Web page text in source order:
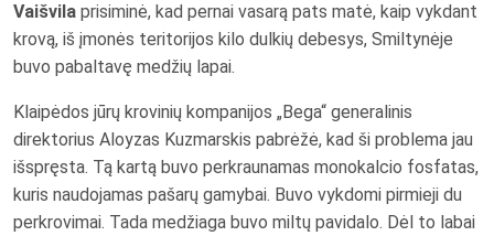
Vaišvila prisiminė, kad pernai vasarą pats matė, kaip vykdant
krovą, iš įmonės teritorijos kilo dulkių debesys, Smiltynėje
buvo pabaltavę medžių lapai.
Klaipėdos jūrų krovinių kompanijos „Bega“ generalinis
direktorius Aloyzas Kuzmarskis pabrėžė, kad ši problema jau
išspręsta. Tą kartą buvo perkraunamas monokalcio fosfatas,
kuris naudojamas pašarų gamybai. Buvo vykdomi pirmieji du
perkrovimai. Tada medžiaga buvo miltų pavidalo. Dėl to labai